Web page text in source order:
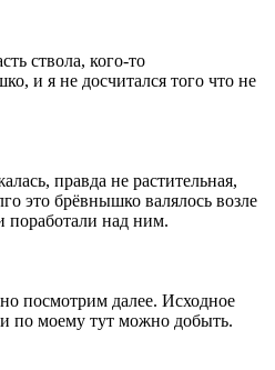
ствола, кого-то
и я не досчитался того что не
правда не растительная,
это брёвнышко валялось возле
поработали над ним.
посмотрим далее. Исходное
по моему тут можно добыть.